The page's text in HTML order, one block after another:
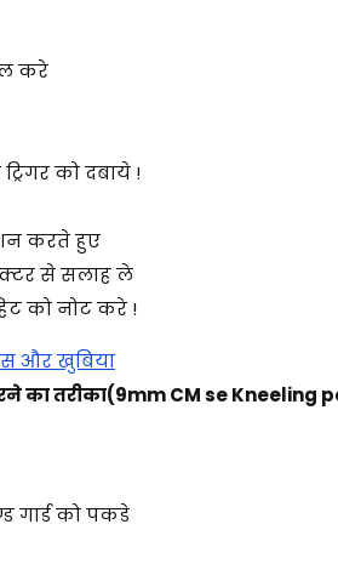
करे
को दबाये !
करते हुए
से सलाह ले
को नोट करे !
और खुबिया
का तरीका(9mm CM se Kneeling
गार्ड को पकडे